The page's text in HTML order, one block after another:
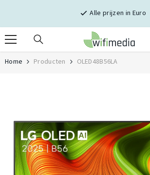
Alle prijzen in Euro
Home Producten OLED48B56LA